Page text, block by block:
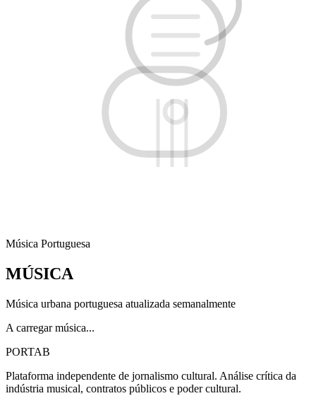
Música Portuguesa
MÚSICA
Música urbana portuguesa atualizada semanalmente
A carregar música...
PORTAB
Plataforma independente de jornalismo cultural. Análise crítica da
indústria musical, contratos públicos e poder cultural.